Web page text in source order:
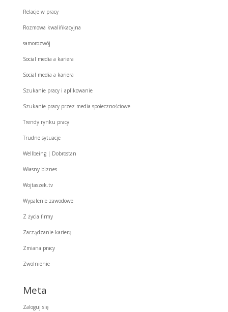
Relacje w pracy
Rozmowa kwalifikacyjna
samorozwój
Social media a kariera
Social media a kariera
Szukanie pracy i aplikowanie
Szukanie pracy przez media społecznościowe
Trendy rynku pracy
Trudne sytuacje
Wellbeing | Dobrostan
Własny biznes
Wojtaszek.tv
Wypalenie zawodowe
Z życia firmy
Zarządzanie karierą
Zmiana pracy
Zwolnienie
Meta
Zaloguj się